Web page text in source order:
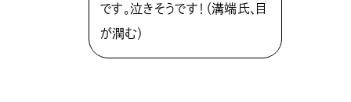
です。泣きそうです！（溝端氏、目
が潤む）